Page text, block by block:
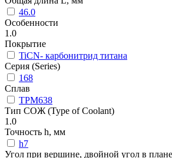
46.0
Особенности
1.0
Покрытие
TiCN- карбонитрид титана
Серия (Series)
168
Сплав
TPM638
Тип СОЖ (Type of Coolant)
1.0
Точность h, мм
h7
Угол при вершине, двойной угол в